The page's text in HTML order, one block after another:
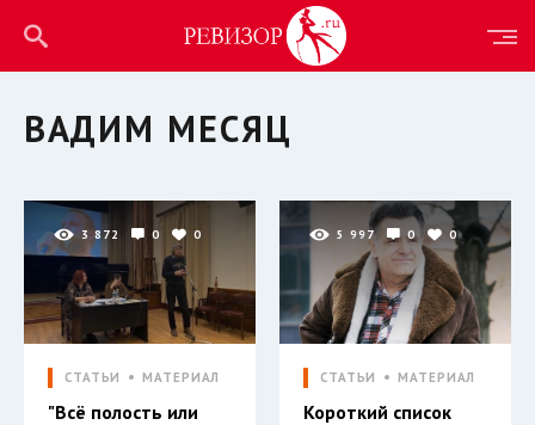
ВАДИМ МЕСЯЦ
3 872 0 0
СТАТЬИ МАТЕРИАЛ
"Всё полость или
5 997 0 0
СТАТЬИ МАТЕРИАЛ
Короткий список